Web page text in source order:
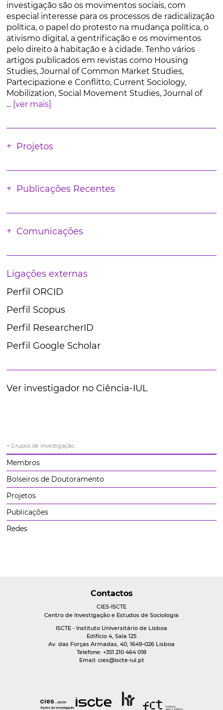
investigação são os movimentos sociais, com
especial interesse para os processos de radicalização
política, o papel do protesto na mudança política, o
ativismo digital, a gentrificação e os movimentos
pelo direito à habitação e à cidade. Tenho vários
artigos publicados em revistas como Housing
Studies, Journal of Common Market Studies,
Partecipazione e Conflitto, Current Sociology,
Mobilization, Social Movement Studies, Journal of
... [ver mais]
Projetos
Publicações Recentes
Comunicações
Ligações externas
Perfil ORCID
Perfil Scopus
Perfil ResearcherID
Perfil Google Scholar
Ver investigador no Ciência-IUL
< Grupos de investigação
Membros
Bolseiros de Doutoramento
Projetos
Publicações
Redes
Contactos
CIES-ISCTE
Centro de Investigação e Estudos de Sociologia
ISCTE - Instituto Universitário de Lisboa
Edifício 4, Sala 125
Av. das Forças Armadas, 40, 1649-026 Lisboa
Telefone: +351 210 464 018
Email: cies@iscte-iul.pt